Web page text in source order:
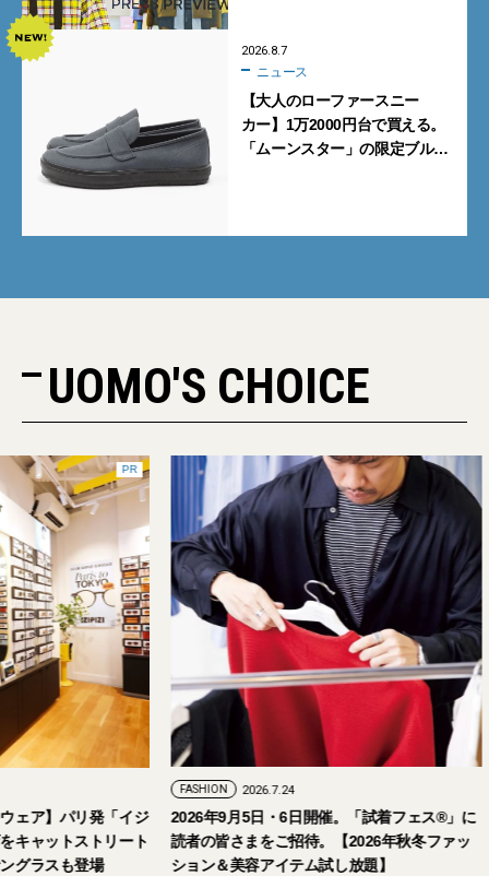
2026.8.7
ニュース
【大人のローファースニー
カー】1万2000円台で買える。
「ムーンスター」の限定ブルー
UOMO'S CHOICE
PR
ア】パリ発「イジ
ャットストリート
ラスも登場
FASHION 2026.7.24
2026年9月5日・6日開催。「試着フェス®︎」に
読者の皆さまをご招待。【2026年秋冬ファッ
ション＆美容アイテム試し放題】